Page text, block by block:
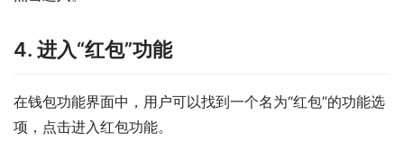
4. 进入“红包”功能
在钱包功能界面中，用户可以找到一个名为“红包”的功能选
项，点击进入红包功能。